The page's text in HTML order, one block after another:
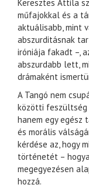
Keresztes Attila
műfajokkal és a
aktuálisabb, mint
abszurditásnak
iróniája fakadt –,
abszurdabb lett,
drámaként
A Tangó nem
közötti feszültség
hanem egy egész
és morális
kérdése az, hogy
történetét –
megegyezésen
hozzá.